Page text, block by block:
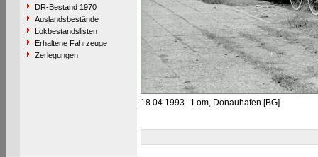
DR-Bestand 1970
Auslandsbestände
Lokbestandslisten
Erhaltene Fahrzeuge
Zerlegungen
18.04.1993 - Lom, Donauhafen [BG]